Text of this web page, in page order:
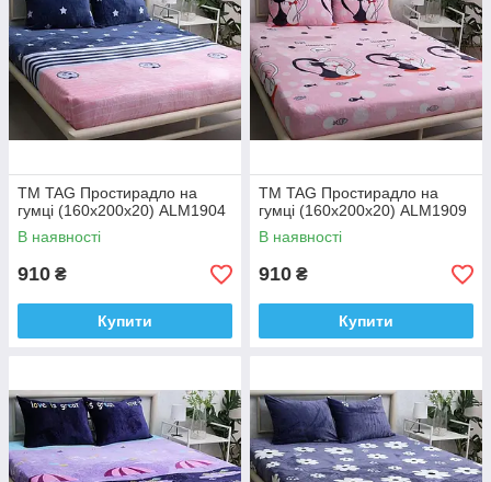
ТМ TAG Простирадло на
гумці (160х200х20) ALM1904
В наявності
910 ₴
Купити
ТМ TAG Простирадло на
гумці (160х200х20) ALM1909
В наявності
910 ₴
Купити